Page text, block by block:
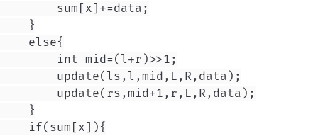
        sum[x]+=data;
    }
    else{
        int mid=(l+r)>>1;
        update(ls,l,mid,L,R,data);
        update(rs,mid+1,r,L,R,data);
    }
    if(sum[x]){